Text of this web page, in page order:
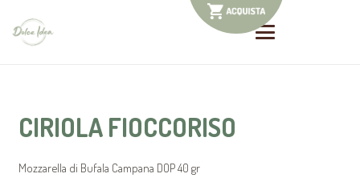
CIRIOLA FIOCCORISO
Mozzarella di Bufala Campana DOP 40 gr